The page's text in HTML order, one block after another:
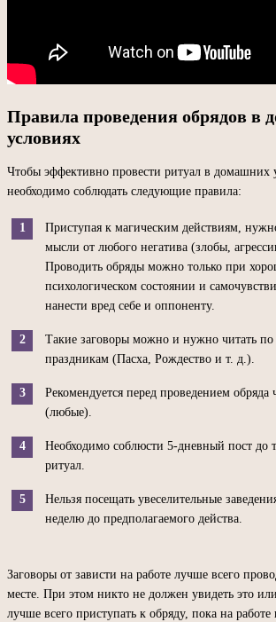
Правила проведения обрядов в
условиях
Чтобы эффективно провести ритуал в домашних
необходимо соблюдать следующие правила:
Приступая к магическим действиям,
мысли от любого негатива (злобы,
Проводить обряды можно только при
психологическом состоянии и
нанести вред себе и оппоненту.
Такие заговоры можно и нужно читать
праздникам (Пасха, Рождество и т. д.).
Рекомендуется перед проведением обряда
(любые).
Необходимо соблюсти 5-дневный пост до
ритуал.
Нельзя посещать увеселительные
неделю до предполагаемого действа.
Заговоры от зависти на работе лучше всего
месте. При этом никто не должен увидеть это
лучше всего приступать к обряду, пока на работе